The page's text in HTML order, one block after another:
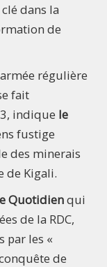
dans la
de
régulière
fait
indique le
fustige
des minerais
de Kigali.
Quotidienqui
de la RDC,
par les «
de